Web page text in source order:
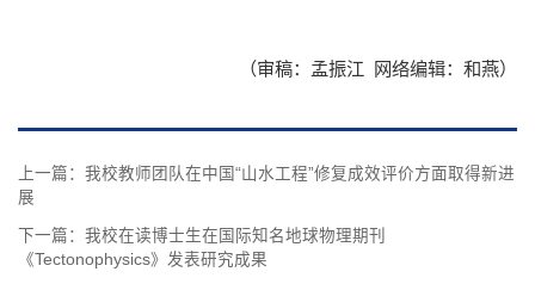
（审稿：孟振江 网络编辑：和燕）
上一篇： 我校教师团队在中国“山水工程”修复成效评价方面取得新进
展
下一篇： 我校在读博士生在国际知名地球物理期刊
《Tectonophysics》发表研究成果